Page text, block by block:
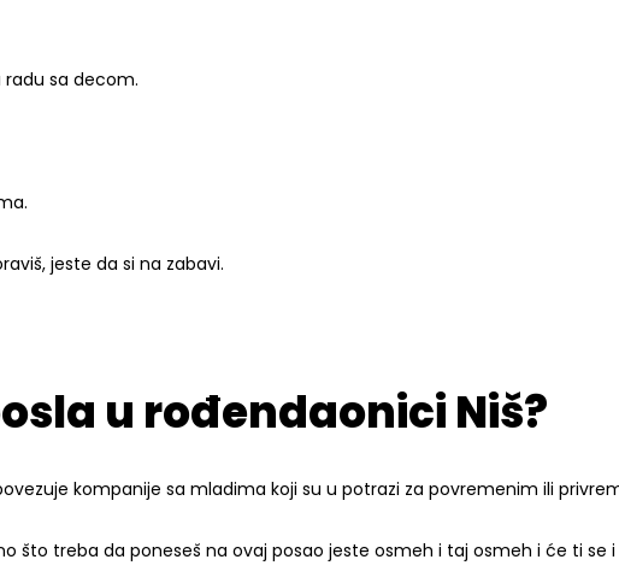
radu sa decom.
jeste da si na zabavi.
u rođendaonici Niš?
kompanije sa mladima koji su u potrazi za povremenim ili
što treba da poneseš na ovaj posao jeste osmeh i taj osmeh i će ti se